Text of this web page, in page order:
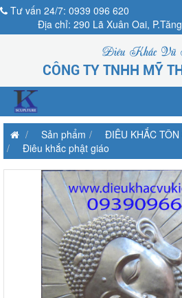
Tư vấn 24/7: 0939 096 620
Địa chỉ: 290 Lã Xuân Oai,
Điêu Khắc Vũ
CÔNG TY TNHH MỸ
Sản phẩm
ĐIÊU KHẮC TÔN
Điêu khắc phật giáo